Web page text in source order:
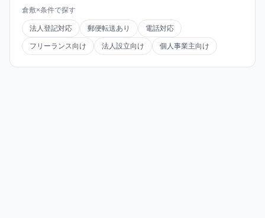
倉敷×条件で探す
法人登記対応 郵便転送あり 電話対応
フリーランス向け 法人設立向け 個人事業主向け